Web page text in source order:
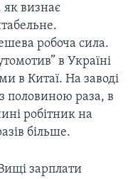
як визнає
робоча сила.
в Україні
в Китаї. На заводі
половиною раза, в
робітник на
більше.
зарплати